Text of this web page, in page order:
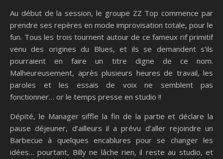
Au début de la session, le groupe ZZ Top commence par
prendre ses repères en mode improvisation totale, pour le
fun. Tous les trois tournent autour de ce fameux rif primitif
venu des origines du Blues, et ils se demandent s’ils
pourraient en faire un titre digne de ce nom.
Malheureusement, après plusieurs heures de travail, les
paroles et les essais de voix ne semblent pas
fonctionner… or le temps presse en studio !!
Dépité, le Manager siffle la fin de la partie et déclare la
pause déjeuner, d’ailleurs il a prévu d’aller rejoindre un
Barbecue à quelques encablures pour se changer les
idées… pourtant, Billy ne lâche rien, il reste au studio, et